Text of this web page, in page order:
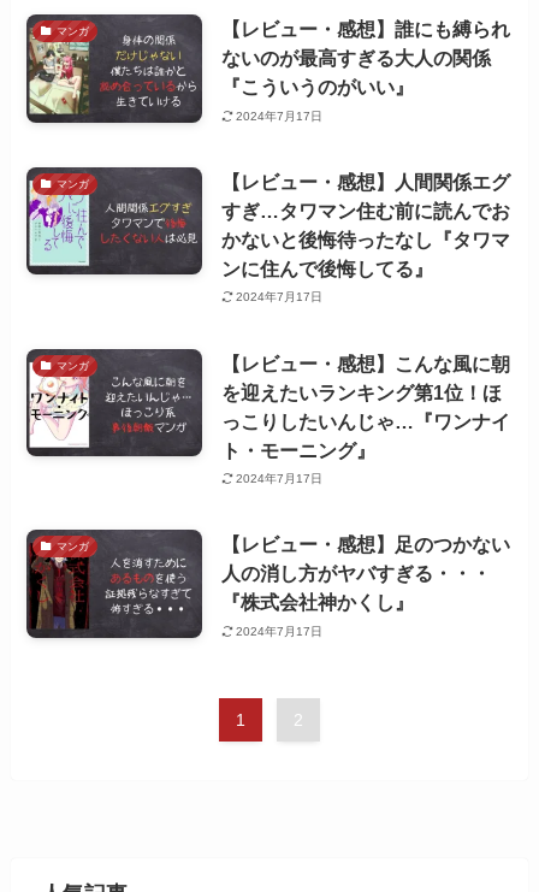
マンガ
【レビュー・感想】誰にも縛られ
ないのが最高すぎる大人の関係
『こういうのがいい』
2024年7月17日
マンガ
【レビュー・感想】人間関係エグ
すぎ…タワマン住む前に読んでお
かないと後悔待ったなし『タワマ
ンに住んで後悔してる』
2024年7月17日
マンガ
【レビュー・感想】こんな風に朝
を迎えたいランキング第1位！ほ
っこりしたいんじゃ…『ワンナイ
ト・モーニング』
2024年7月17日
マンガ
【レビュー・感想】足のつかない
人の消し方がヤバすぎる・・・
『株式会社神かくし』
2024年7月17日
1 2